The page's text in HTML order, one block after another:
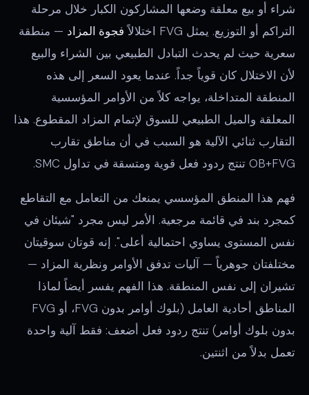
شراء أو بيع معلقة وضعها المشاركون الكبار خلال مرحلة
التراكم أو التوزيع. يمثل FVG اختلالاً
فجوة المزاد — منطقة
سعرية حيث لم يحدث التبادل الطبيعي بين الشراء والبيع
لأن الاختلال كان قوياً جداً. عندما يعود السعر إلى هذه
المنطقة المتداخلة، يواجه كلاً من الأوامر المؤسسية
المعلقة والميل الطبيعي للسوق لإتمام المزاد المقطوع. هذا
التقارب ثنائي الآلية هو السبب في أن مناطق تقارب
OB+FVG تنتج ردود فعل قوية ومتسقة في تداول SMC.
فهم هذا المنطق المؤسسي يمنعك من التعامل مع التقاطع
كمجرد بند في قائمة مرجعية. الأمر ليس مجرد "شيئان في
نفس المستوى يساوي احتمالية أعلى". إنه قوتان سوقيتان
مختلفتان جوهرياً — آليات تدفق الأوامر ونظرية المزاد —
تشيران إلى نفس المنطقة. هذا الفهم يفسر أيضاً لماذا
المناطق أحادية العامل (بلوك أوامر بدون FVG، أو FVG
بدون بلوك أوامر) تنتج ردود فعل أضعف: فقط آلية واحدة
تعمل بدلاً من اثنتين.